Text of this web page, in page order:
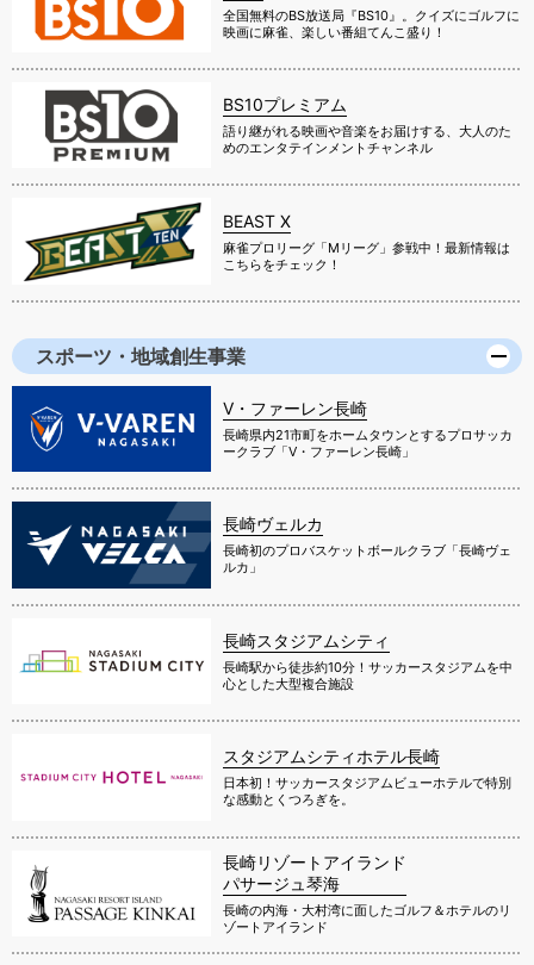
全国無料のBS放送局『BS10』。クイズにゴルフに
映画に麻雀、楽しい番組てんこ盛り！
BS10プレミアム
語り継がれる映画や音楽をお届けする、大人のた
めのエンタテインメントチャンネル
BEAST X
麻雀プロリーグ「Mリーグ」参戦中！最新情報は
こちらをチェック！
スポーツ・地域創生事業
V・ファーレン長崎
長崎県内21市町をホームタウンとするプロサッカ
ークラブ「V・ファーレン長崎」
長崎ヴェルカ
長崎初のプロバスケットボールクラブ「長崎ヴェ
ルカ」
長崎スタジアムシティ
長崎駅から徒歩約10分！サッカースタジアムを中
心とした大型複合施設
スタジアムシティホテル長崎
日本初！サッカースタジアムビューホテルで特別
な感動とくつろぎを。
長崎リゾートアイランド
パサージュ琴海
長崎の内海・大村湾に面したゴルフ＆ホテルのリ
ゾートアイランド